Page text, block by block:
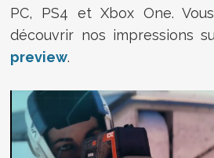
PC, PS4 et Xbox One.
découvrir nos impressions
preview.